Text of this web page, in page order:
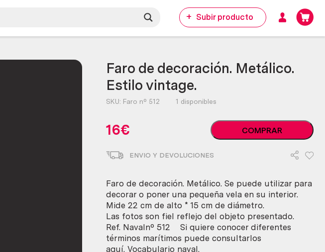
Subir producto
Faro de decoración. Metálico.
Estilo vintage.
SKU: Faro nº 512 1 disponibles
16€
Faro
de
Metálico.
vintage.
cantidad
COMPRAR
ENVIO Y DEVOLUCIONES
Faro de decoración. Metálico. Se puede utilizar para
decorar o poner una pequeña vela en su interior.
Mide 22 cm de alto * 15 cm de diámetro.
Las fotos son fiel reflejo del objeto presentado.
Ref. Navalnº 512 Si quiere conocer diferentes
términos marítimos puede consultarlos
aquí. Vocabulario naval.